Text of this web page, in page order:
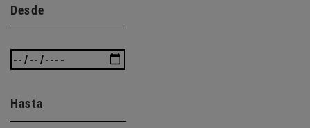
Desde
Hasta